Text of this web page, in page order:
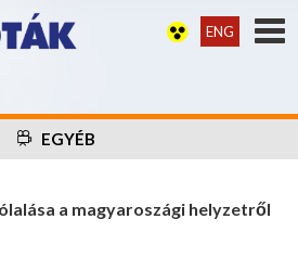
ENG
EGYÉB
a magyaroszági helyzetről